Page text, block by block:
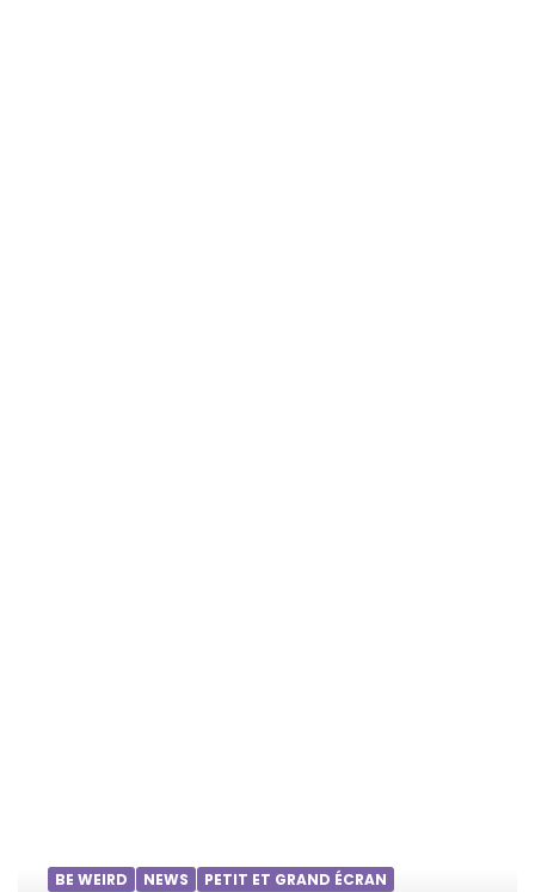
BE WEIRD NEWS
PETIT ET GRAND ÉCRAN